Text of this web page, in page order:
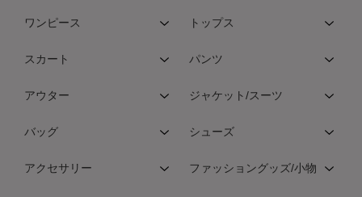
ワンピース トップス
スカート パンツ
アウター ジャケット/スーツ
バッグ シューズ
アクセサリー ファッショングッズ/小物